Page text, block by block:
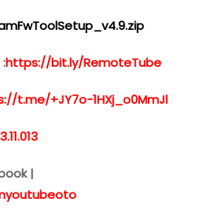
https://bit.ly/RemoteTube
t.me/+JY7o-1HXj_o0MmJl
|